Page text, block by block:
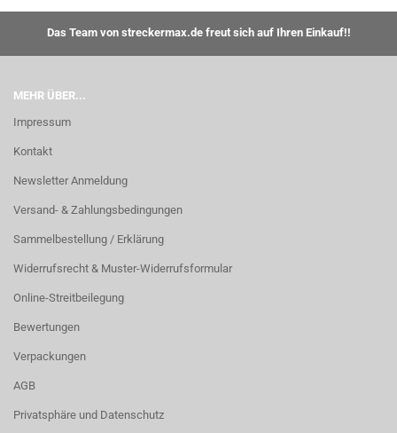
Das Team von streckermax.de freut sich auf Ihren Einkauf!!
MEHR ÜBER...
Impressum
Kontakt
Newsletter Anmeldung
Versand- & Zahlungsbedingungen
Sammelbestellung / Erklärung
Widerrufsrecht & Muster-Widerrufsformular
Online-Streitbeilegung
Bewertungen
Verpackungen
AGB
Privatsphäre und Datenschutz